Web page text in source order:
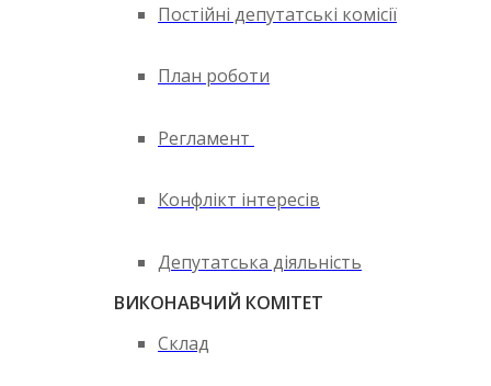
Постійні депутатські комісії
План роботи
Регламент
Конфлікт інтересів
Депутатська діяльність
ВИКОНАВЧИЙ КОМІТЕТ
Склад